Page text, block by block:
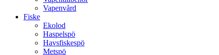
Vapenvård
Fiske
Ekolod
Haspelspö
Havsfiskespö
Metspö